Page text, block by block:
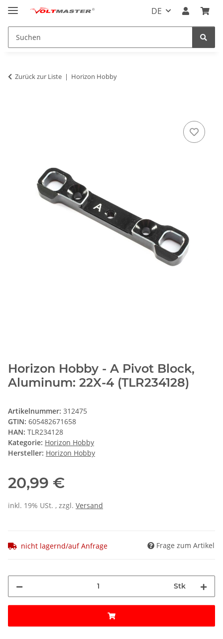
DE
Zurück zur Liste Horizon Hobby
Horizon Hobby - A Pivot Block,
Aluminum: 22X-4 (TLR234128)
Artikelnummer: 312475
GTIN: 605482671658
HAN: TLR234128
Kategorie: Horizon Hobby
Hersteller: Horizon Hobby
20,99 €
inkl. 19% USt. , zzgl. Versand
nicht lagernd/auf Anfrage Frage zum Artikel
Stk